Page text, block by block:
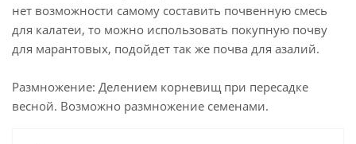
нет возможности самому составить почвенную смесь
для калатеи, то можно использовать покупную почву
для марантовых, подойдет так же почва для азалий.
Размножение: Делением корневищ при пересадке
весной. Возможно размножение семенами.